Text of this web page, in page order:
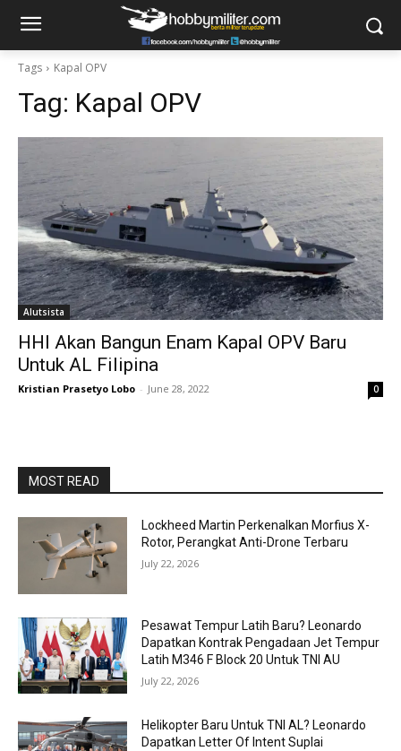
Tags Kapal OPV
Tag: Kapal OPV
Alutsista
HHI Akan Bangun Enam Kapal OPV Baru
Untuk AL Filipina
Kristian Prasetyo Lobo - June 28, 2022 0
MOST READ
Lockheed Martin Perkenalkan Morfius X-
Rotor, Perangkat Anti-Drone Terbaru
July 22, 2026
Pesawat Tempur Latih Baru? Leonardo
Dapatkan Kontrak Pengadaan Jet Tempur
Latih M346 F Block 20 Untuk TNI AU
July 22, 2026
Helikopter Baru Untuk TNI AL? Leonardo
Dapatkan Letter Of Intent Suplai